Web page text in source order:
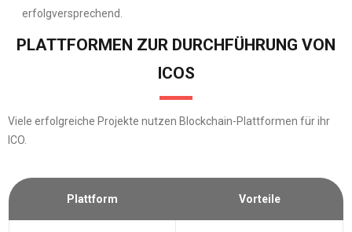
erfolgversprechend.
PLATTFORMEN ZUR DURCHFÜHRUNG VON
ICOS
Viele erfolgreiche Projekte nutzen Blockchain-Plattformen für ihr
ICO.
Plattform Vorteile